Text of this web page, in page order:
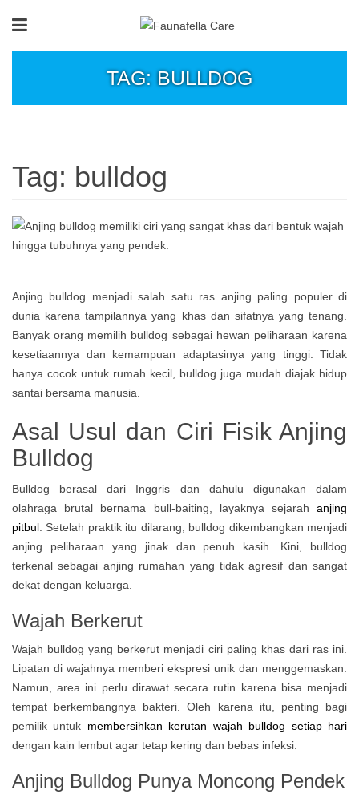
TAG: BULLDOG
Tag: bulldog
Anjing bulldog menjadi salah satu ras anjing paling populer di
dunia karena tampilannya yang khas dan sifatnya yang tenang.
Banyak orang memilih bulldog sebagai hewan peliharaan karena
kesetiaannya dan kemampuan adaptasinya yang tinggi. Tidak
hanya cocok untuk rumah kecil, bulldog juga mudah diajak hidup
santai bersama manusia.
Asal Usul dan Ciri Fisik Anjing
Bulldog
Bulldog berasal dari Inggris dan dahulu digunakan dalam
olahraga brutal bernama bull-baiting, layaknya sejarah anjing
pitbul . Setelah praktik itu dilarang, bulldog dikembangkan menjadi
anjing peliharaan yang jinak dan penuh kasih. Kini, bulldog
terkenal sebagai anjing rumahan yang tidak agresif dan sangat
dekat dengan keluarga.
Wajah Berkerut
Wajah bulldog yang berkerut menjadi ciri paling khas dari ras ini.
Lipatan di wajahnya memberi ekspresi unik dan menggemaskan.
Namun, area ini perlu dirawat secara rutin karena bisa menjadi
tempat berkembangnya bakteri. Oleh karena itu, penting bagi
pemilik untuk membersihkan kerutan wajah bulldog setiap hari
dengan kain lembut agar tetap kering dan bebas infeksi.
Anjing Bulldog Punya Moncong Pendek